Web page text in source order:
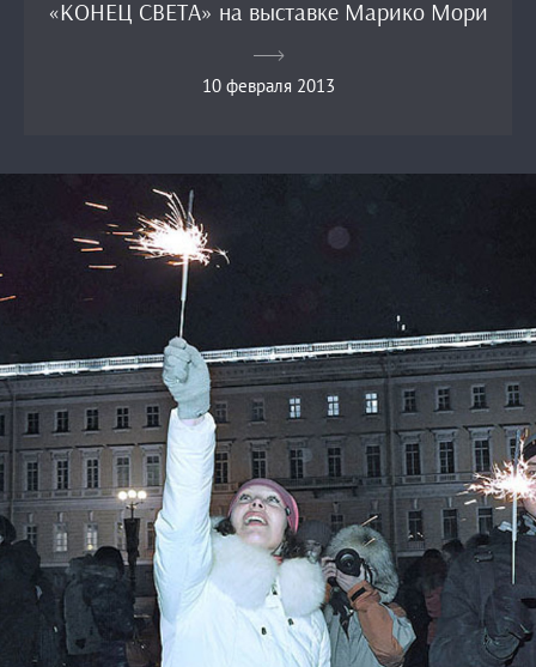
«КОНЕЦ СВЕТА» на выставке Марико Мори
10 февраля 2013